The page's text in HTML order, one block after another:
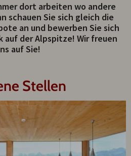
dort arbeiten wo andere
schauen Sie sich gleich die
an und bewerben Sie sich
auf der Alpspitze! Wir freuen
auf Sie!
Stellen